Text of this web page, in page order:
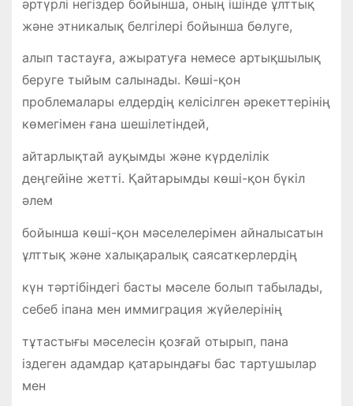
әртүрлі негіздер бойынша, оның ішінде ұлттық
және этникалық белгілері бойынша бөлуге,
алып тастауға, ажыратуға немесе артықшылық
беруге тыйым салынады. Көші-қон
проблемалары елдердің келісілген әрекеттерінің
көмегімен ғана шешілетіндей,
айтарлықтай ауқымды және күрделілік
деңгейіне жетті. Қайтарымды көші-қон бүкіл
әлем
бойынша көші-қон мәселелерімен айналысатын
ұлттық және халықаралық саясаткерлердің
күн тәртібіндегі басты мәселе болып табылады,
себеб іпана мен иммиграция жүйелерінің
тұтастығы мәселесін қозғай отырып, пана
іздеген адамдар қатарындағы бас тартушылар
мен